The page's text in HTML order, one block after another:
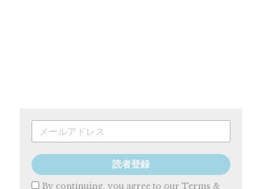
読者登録
By continuing, you agree to our Terms &